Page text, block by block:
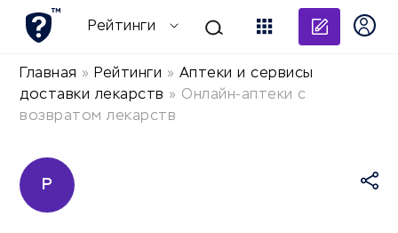
Рейтинги
Главная » Рейтинги » Аптеки и сервисы
доставки лекарств » Онлайн-аптеки с
возвратом лекарств
Р